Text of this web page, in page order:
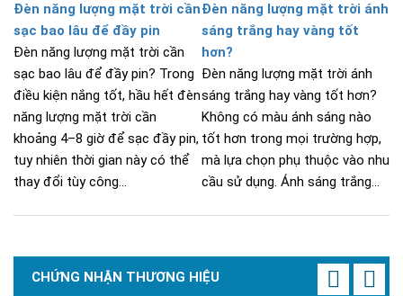
Đèn năng lượng mặt trời cần
sạc bao lâu để đầy pin
Đèn năng lượng mặt trời cần
sạc bao lâu để đầy pin? Trong
điều kiện nắng tốt, hầu hết đèn
năng lượng mặt trời cần
khoảng 4–8 giờ để sạc đầy pin,
tuy nhiên thời gian này có thể
thay đổi tùy công...
Đèn năng lượng mặt trời ánh
sáng trắng hay vàng tốt
hơn?
Đèn năng lượng mặt trời ánh
sáng trắng hay vàng tốt hơn?
Không có màu ánh sáng nào
tốt hơn trong mọi trường hợp,
mà lựa chọn phụ thuộc vào nhu
cầu sử dụng. Ánh sáng trắng...
CHỨNG NHẬN THƯƠNG HIỆU